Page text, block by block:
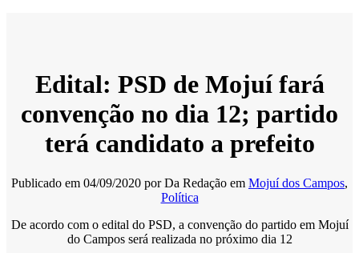
Edital: PSD de Mojuí fará
convenção no dia 12; partido
terá candidato a prefeito
Publicado em 04/09/2020 porDa Redação em Mojuí dos Campos,
Política
De acordo com o edital do PSD, a convenção do partido em Mojuí
do Campos será realizada no próximo dia 12